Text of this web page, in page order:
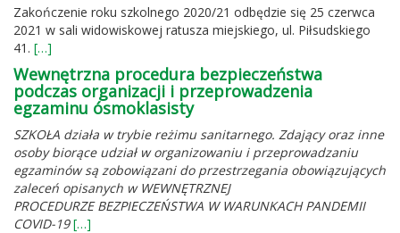
Zakończenie roku szkolnego 2020/21 odbędzie się 25 czerwca
2021 w sali widowiskowej ratusza miejskiego, ul. Piłsudskiego
41. […]
Wewnętrzna procedura bezpieczeństwa
podczas organizacji i przeprowadzenia
egzaminu ósmoklasisty
SZKOŁA działa w trybie reżimu sanitarnego. Zdający oraz inne
osoby biorące udział w organizowaniu i przeprowadzaniu
egzaminów są zobowiązani do przestrzegania obowiązujących
zaleceń opisanych w WEWNĘTRZNEJ
PROCEDURZE BEZPIECZEŃSTWA W WARUNKACH PANDEMII
COVID-19 […]